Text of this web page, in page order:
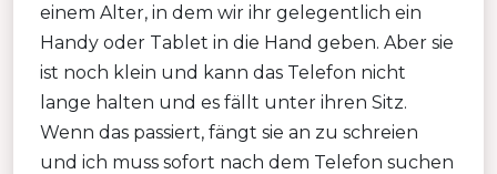
einem Alter, in dem wir ihr gelegentlich ein
Handy oder Tablet in die Hand geben. Aber sie
ist noch klein und kann das Telefon nicht
lange halten und es fällt unter ihren Sitz.
Wenn das passiert, fängt sie an zu schreien
und ich muss sofort nach dem Telefon suchen